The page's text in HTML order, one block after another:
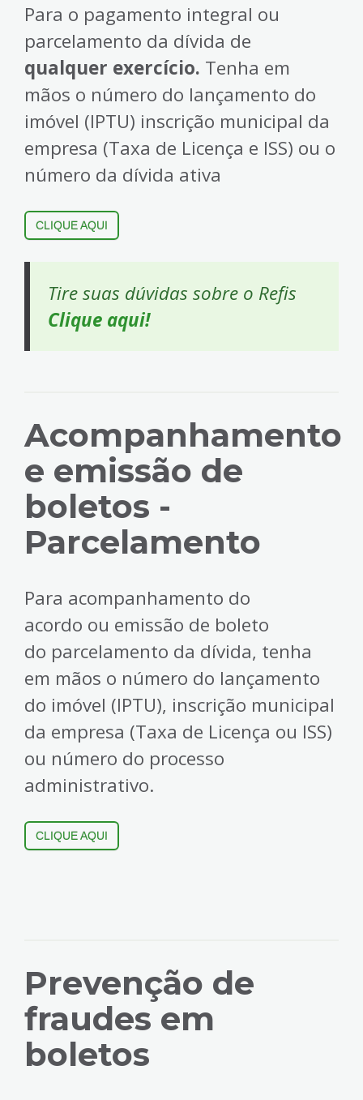
Para o pagamento integral ou
parcelamento da dívida de
qualquer exercício. Tenha em
mãos o número do lançamento do
imóvel (IPTU) inscrição municipal da
empresa (Taxa de Licença e ISS) ou o
número da dívida ativa
CLIQUE AQUI
Tire suas dúvidas sobre o Refis
Clique aqui!
Acompanhamento
e emissão de
boletos -
Parcelamento
Para acompanhamento do
acordo ou emissão de boleto
do parcelamento da dívida, tenha
em mãos o número do lançamento
do imóvel (IPTU), inscrição municipal
da empresa (Taxa de Licença ou ISS)
ou número do processo
administrativo.
CLIQUE AQUI
Prevenção de
fraudes em
boletos